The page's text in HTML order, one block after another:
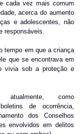
cada vez mais comum
acerca do aumento
e adolescentes, não
responsáveis.
tempo em que a criança
que se encontrava em
vivia sob a proteção e
atualmente, como
de ocorrência,
dos Conselhos
envolvidos em delitos